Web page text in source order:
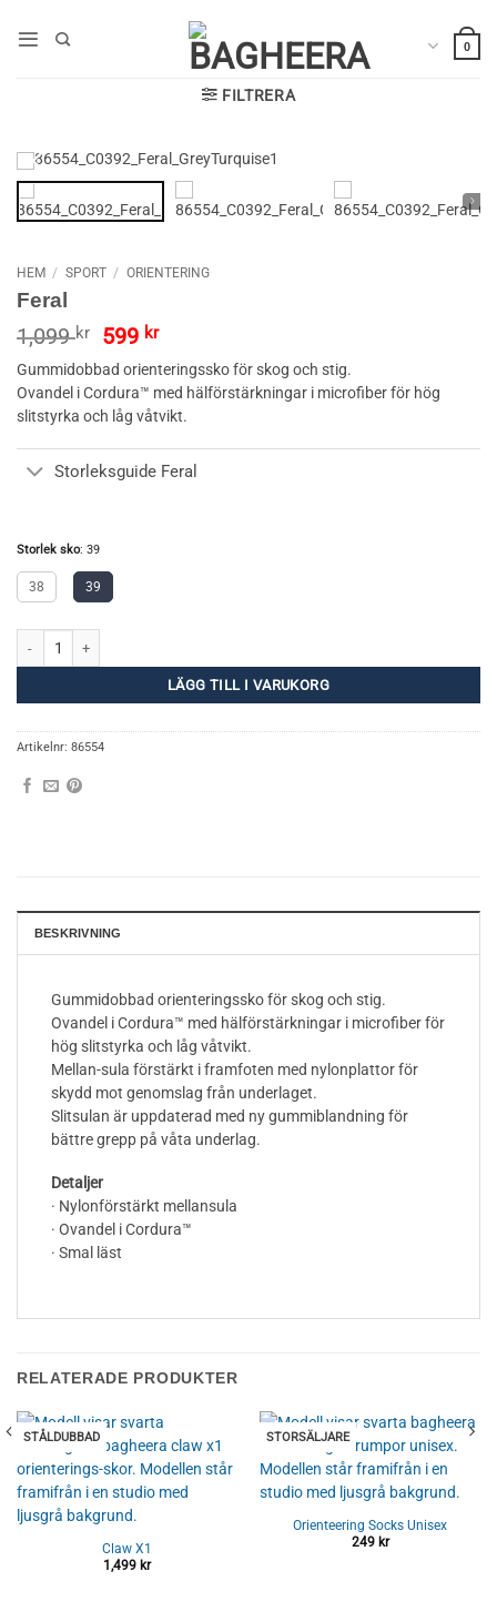
0
FILTRERA
HEM / SPORT / ORIENTERING
Feral
1,099kr
Det
ursprungliga
priset
var:
1,099 kr.
599 krDet
nuvarande
priset
är:
599 kr.
Gummidobbad orienteringssko för skog och stig.
Ovandel i Cordura™ med hälförstärkningar i microfiber för hög
slitstyrka och låg våtvikt.
Storleksguide Feral
Storlek sko: 39
38 39
Feral mängd
LÄGG TILL I VARUKORG
Artikelnr: 86554
BESKRIVNING
Gummidobbad orienteringssko för skog och stig.
Ovandel i Cordura™ med hälförstärkningar i microfiber för
hög slitstyrka och låg våtvikt.
Mellan-sula förstärkt i framfoten med nylonplattor för
skydd mot genomslag från underlaget.
Slitsulan är uppdaterad med ny gummiblandning för
bättre grepp på våta underlag.
Detaljer
· Nylonförstärkt mellansula
· Ovandel i Cordura™
· Smal läst
RELATERADE PRODUKTER
STÅLDUBBAD
Claw X1
1,499 kr
STORSÄLJARE
Orienteering Socks Unisex
249 kr